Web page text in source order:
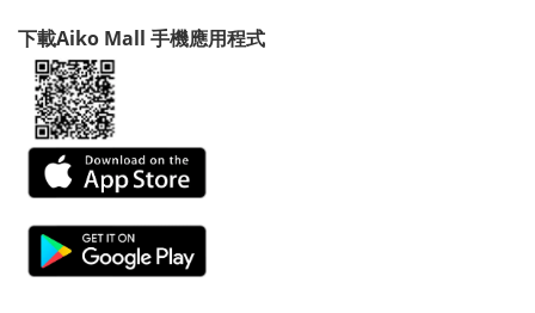
下載Aiko Mall 手機應用程式